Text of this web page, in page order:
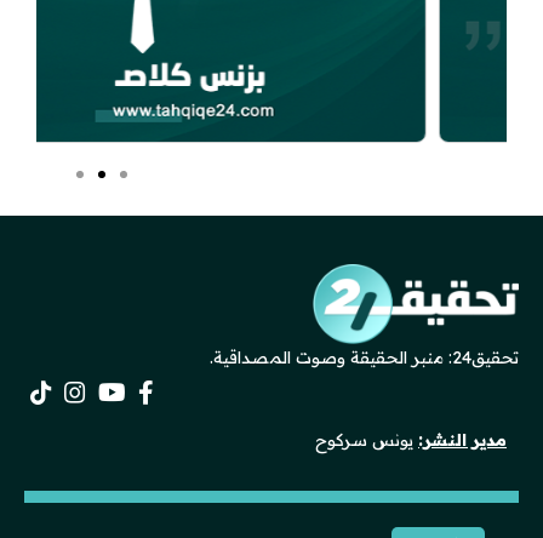
تحقيق24: منبر الحقيقة وصوت المصداقية.
مدير النشر: يونس سركوح